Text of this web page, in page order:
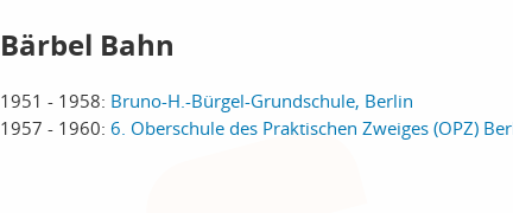
Bärbel Bahn
1951 - 1958: Bruno-H.-Bürgel-Grundschule, Berlin
1957 - 1960: 6. Oberschule des Praktischen Zweiges (OPZ)